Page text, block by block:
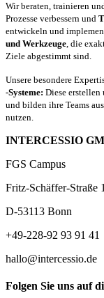
Wir beraten, trainieren
Prozesse verbessern und
entwickeln und
und Werkzeuge, die
Ziele abgestimmt sind.
Unsere besondere
-Systeme: Diese
und bilden ihre Teams
nutzen.
INTERCESSIO
FGS Campus
Fritz-Schäffer-Straße 1
D-53113 Bonn
+49-228-92 93 91 41
hallo@intercessio.de
Folgen Sie uns auf